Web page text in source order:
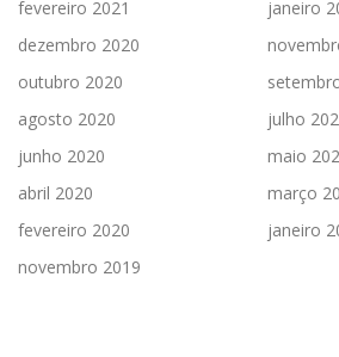
fevereiro 2021
janeiro
dezembro 2020
outubro 2020
agosto 2020
julho
junho 2020
maio
abril 2020
março
fevereiro 2020
janeiro
novembro 2019